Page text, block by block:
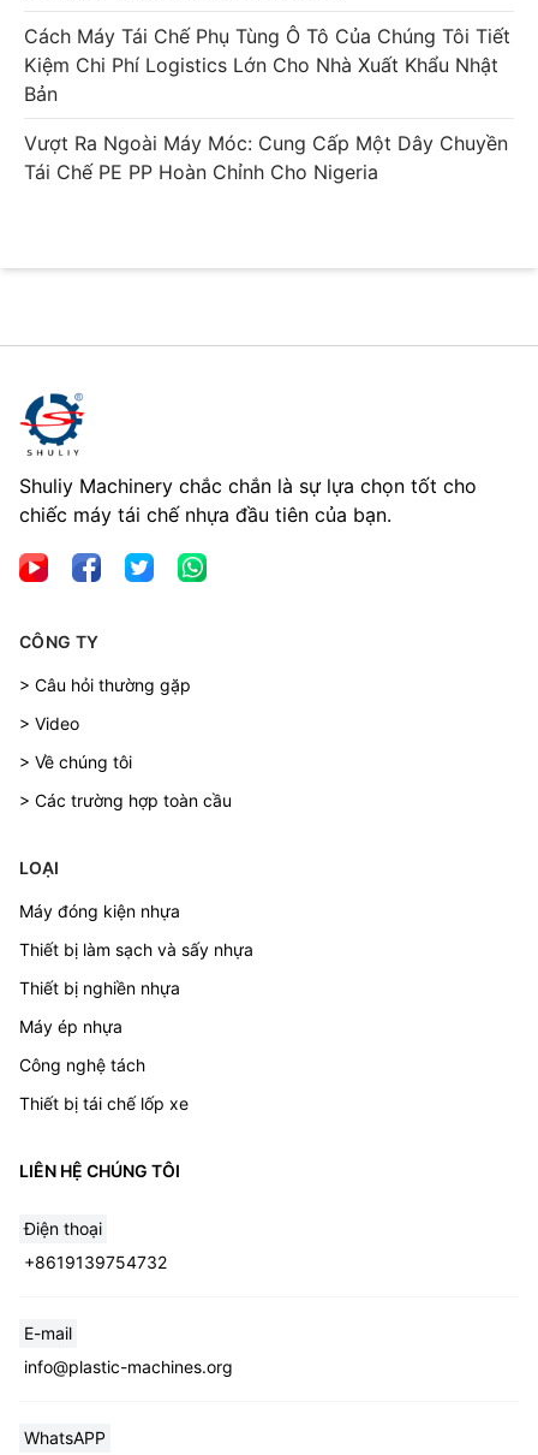
Cách Máy Tái Chế Phụ Tùng Ô Tô Của Chúng Tôi Tiết
Kiệm Chi Phí Logistics Lớn Cho Nhà Xuất Khẩu Nhật
Bản
Vượt Ra Ngoài Máy Móc: Cung Cấp Một Dây Chuyền
Tái Chế PE PP Hoàn Chỉnh Cho Nigeria
Shuliy Machinery chắc chắn là sự lựa chọn tốt cho
chiếc máy tái chế nhựa đầu tiên của bạn.
CÔNG TY
> Câu hỏi thường gặp
> Video
> Về chúng tôi
> Các trường hợp toàn cầu
LOẠI
Máy đóng kiện nhựa
Thiết bị làm sạch và sấy nhựa
Thiết bị nghiền nhựa
Máy ép nhựa
Công nghệ tách
Thiết bị tái chế lốp xe
LIÊN HỆ CHÚNG TÔI
Điện thoại
+8619139754732
E-mail
info@plastic-machines.org
WhatsAPP